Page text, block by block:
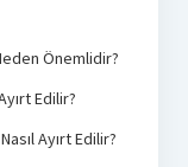
Önemlidir?
Edilir?
Ayırt Edilir?